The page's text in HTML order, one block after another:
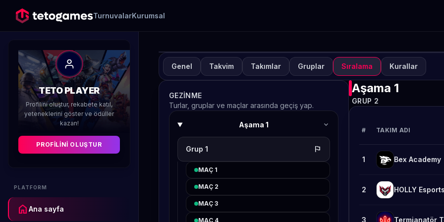
TurnuvalarKurumsal
TETO PLAYER
Profilini oluştur, rekabete katıl,
yeteneklerini göster ve ödüller
kazan!
PROFILINI OLUŞTUR
PLATFORM
home Ana sayfa
TURNUVA KAPALI
Always-ON PUBG MOBILE
Hafta 2
Düzenleyen TETO
Genel Takvim Takımlar Gruplar Sıralama Kurallar
GEZINME
Turlar, gruplar ve maçlar arasında geçiş yap.
Aşama 1 expand_more
Grup 1 flag
MAÇ 1
MAÇ 2
MAÇ 3
MAÇ 4
Aşama 1
GRUP 2
# TAKIM ADI
1 Bex Academy
2 HOLLY Esports
3 Termianatör